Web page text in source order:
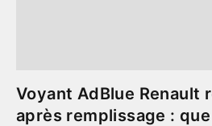
Voyant AdBlue Renault
après remplissage :